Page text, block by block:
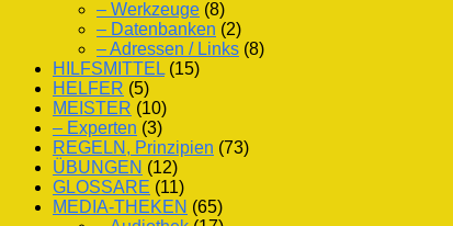
– Werkzeuge (8)
– Datenbanken (2)
– Adressen / Links (8)
HILFSMITTEL (15)
HELFER (5)
MEISTER (10)
– Experten (3)
REGELN, Prinzipien (73)
ÜBUNGEN (12)
GLOSSARE (11)
MEDIA-THEKEN (65)